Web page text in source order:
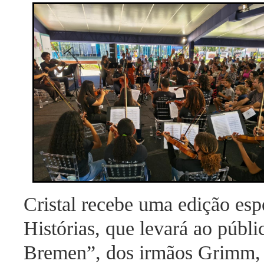
Cristal recebe uma edição
Histórias, que levará ao
Bremen”, dos irmãos